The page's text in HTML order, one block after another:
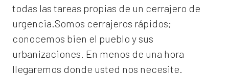
todas las tareas propias de un cerrajero de
urgencia.Somos cerrajeros rápidos;
conocemos bien el pueblo y sus
urbanizaciones. En menos de una hora
llegaremos donde usted nos necesite.